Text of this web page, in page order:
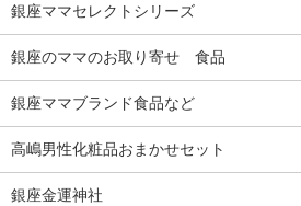
銀座ママセレクトシリーズ
銀座のママのお取り寄せ 食品
銀座ママブランド食品など
高嶋男性化粧品おまかせセット
銀座金運神社